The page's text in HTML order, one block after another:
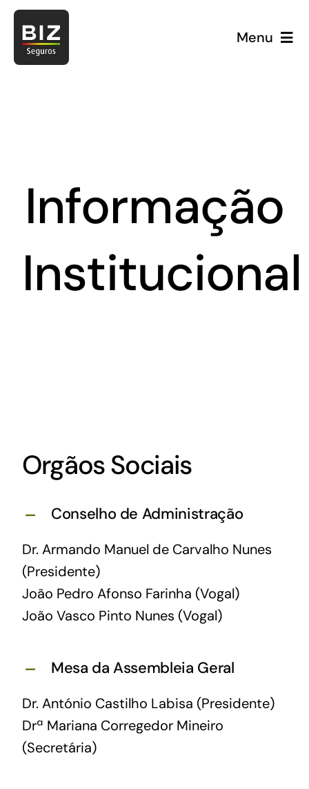
Skip
content
Menu
Informação
Institucional
Orgãos Sociais
Conselho de Administração
Dr. Armando Manuel de Carvalho Nunes
(Presidente)
João Pedro Afonso Farinha (Vogal)
João Vasco Pinto Nunes (Vogal)
Mesa da Assembleia Geral
Dr. António Castilho Labisa (Presidente)
Drª Mariana Corregedor Mineiro
(Secretária)